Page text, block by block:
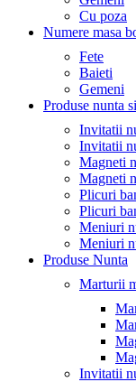
Cu poza
Numere masa
Fete
Baieti
Gemeni
Produse nunta
Invitatii
Invitatii
Magneti
Magneti
Plicuri
Plicuri
Meniuri
Meniuri
Produse Nunta
Marturii
Invitatii